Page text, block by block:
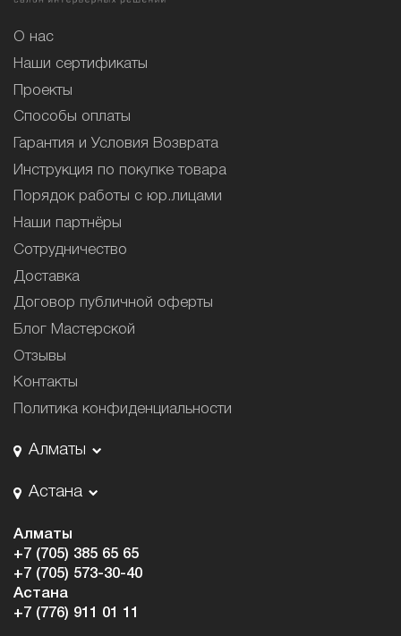
О нас
Наши сертификаты
Проекты
Способы оплаты
Гарантия и Условия Возврата
Инструкция по покупке товара
Порядок работы с юр.лицами
Наши партнёры
Сотрудничество
Доставка
Договор публичной оферты
Блог Мастерской
Отзывы
Контакты
Политика конфиденциальности
Алматы
Астана
Алматы
+7 (705) 385 65 65
+7 (705) 573-30-40
Астана
+7 (776) 911 01 11